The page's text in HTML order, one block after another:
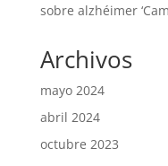
sobre alzhéimer
Archivos
mayo 2024
abril 2024
octubre 2023